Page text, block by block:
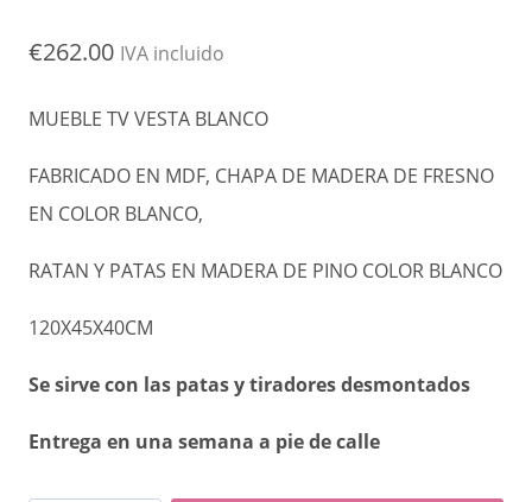
€262.00 IVA incluido
MUEBLE TV VESTA BLANCO
FABRICADO EN MDF, CHAPA DE MADERA DE FRESNO
EN COLOR BLANCO,
RATAN Y PATAS EN MADERA DE PINO COLOR BLANCO
120X45X40CM
Se sirve con las patas y tiradores desmontados
Entrega en una semana a pie de calle